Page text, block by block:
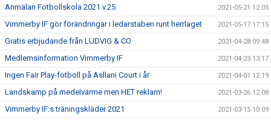
Anmälan Fotbollskola 2021 v.25 2021-05-21 12:05
Vimmerby IF gör förändringar i ledarstaben runt herrlaget 2021-05-17 17:15
Gratis erbjudande från LUDVIG & CO 2021-04-28 09:48
Medlemsinformation Vimmerby IF 2021-04-23 13:17
Ingen Fair Play-fotboll på Asllani Court i år 2021-04-01 12:19
Landskamp på medelvärme men HET reklam! 2021-03-26 12:08
Vimmerby IF:s träningskläder 2021 2021-03-15 10:09